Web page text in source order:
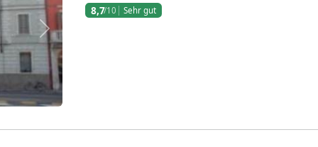
Weiter
8,7/10 Sehr gut